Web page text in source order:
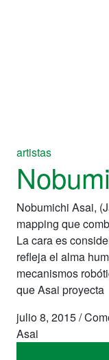
artistas
Nobumichi Asai,
mapping que
La cara es
refleja el alma
mecanismos
que Asai proyecta
julio 8, 2015/
Asai